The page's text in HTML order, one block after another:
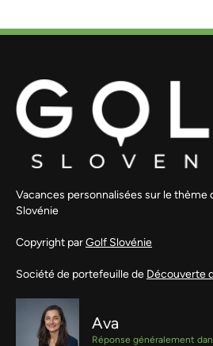
Vacances personnalisées sur le thème
Slovénie
Copyright parGolf Slovénie
Société de portefeuille de Découverte
Ava
Réponse généralement